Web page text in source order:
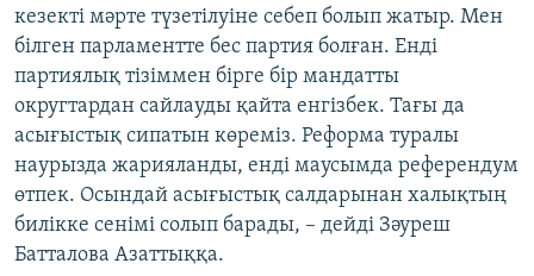
кезекті мәрте түзетілуіне себеп болып жатыр. Мен
білген парламентте бес партия болған. Енді
партиялық тізіммен бірге бір мандатты
округтардан сайлауды қайта енгізбек. Тағы да
асығыстық сипатын көреміз. Реформа туралы
наурызда жарияланды, енді маусымда референдум
өтпек. Осындай асығыстық салдарынан халықтың
билікке сенімі солып барады, – дейді Зәуреш
Батталова Азаттыққа.